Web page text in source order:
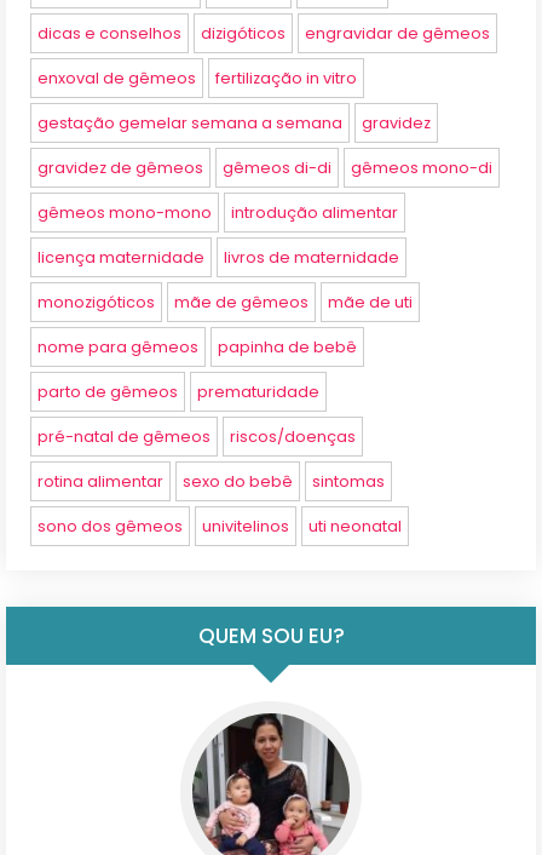
dicas e conselhos dizigóticos engravidar de gêmeos
enxoval de gêmeos fertilização in vitro
gestação gemelar semana a semana gravidez
gravidez de gêmeos gêmeos di-di gêmeos mono-di
gêmeos mono-mono introdução alimentar
licença maternidade livros de maternidade
monozigóticos mãe de gêmeos mãe de uti
nome para gêmeos papinha de bebê
parto de gêmeos prematuridade
pré-natal de gêmeos riscos/doenças
rotina alimentar sexo do bebê sintomas
sono dos gêmeos univitelinos uti neonatal
QUEM SOU EU?